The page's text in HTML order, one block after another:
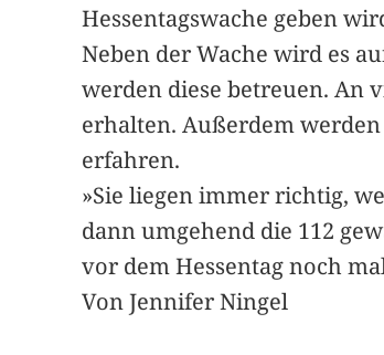
Hessentagswache geben
Neben der Wache wird es
werden diese betreuen. An
erhalten. Außerdem
erfahren.
»Sie liegen immer richtig,
dann umgehend die 112
vor dem Hessentag noch
Von Jennifer Ningel